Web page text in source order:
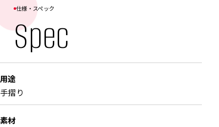
の施工でも扱いやすさが向上しています。[アーク
グリップ] が元々持つ豊富なカラー展開と抗菌・
抗ウイルス性能を備え、住宅から医療・福祉施
設、公共施設まで、幅広いシーンでご活用いただ
応しており、置き換え導入や、既設との統一感を
保った設備更新を実現します。
仕様・スペック
Spec
用途
手摺り
素材